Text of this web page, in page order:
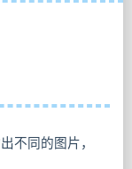
不同的图片，